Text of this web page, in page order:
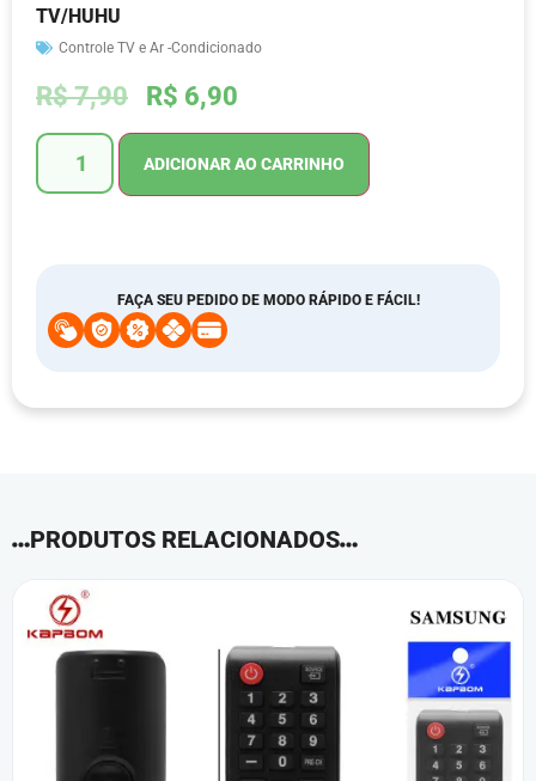
TV/HUHU
Controle TV e Ar -Condicionado
R$7,90 R$ 6,90
ADICIONAR AO CARRINHO
FAÇA SEU PEDIDO DE MODO RÁPIDO E FÁCIL!
PRODUTOS RELACIONADOS